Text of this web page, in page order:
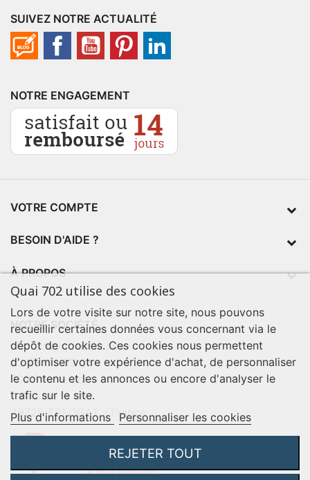
SUIVEZ NOTRE ACTUALITÉ
NOTRE ENGAGEMENT
VOTRE COMPTE
BESOIN D'AIDE ?
À PROPOS
NOTRE SOCIÉTÉ
contact@quai702.com
02 98 55 93 94
702 Tourne-Ici
Route de la mer
29720 TREOGAT - France
Quai 702 utilise des cookies
Lors de votre visite sur notre site, nous pouvons
recueillir certaines données vous concernant via le
dépôt de cookies. Ces cookies nous permettent
d'optimiser votre expérience d'achat, de personnaliser
le contenu et les annonces ou encore d'analyser le
trafic sur le site.
Plus d'informations
Personnaliser les cookies
REJETER TOUT